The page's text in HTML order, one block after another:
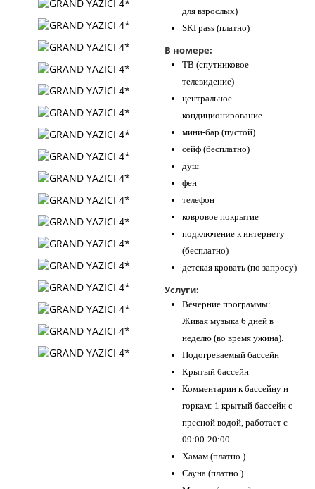
для взрослых)
SKI pass (платно)
В номере:
ТВ (спутниковое
телевидение)
центральное
кондиционирование
мини-бар (пустой)
сейф (бесплатно)
душ
фен
телефон
ковровое покрытие
подключение к интернету
(бесплатно)
детская кровать (по запросу)
Услуги:
Вечерние программы:
Живая музыка 6 дней в
неделю (во время ужина).
Подогреваемый бассейн
Крытый бассейн
Комментарии к бассейну и
горкам: 1 крытый бассейн с
пресной водой, работает с
09:00-20:00.
Хамам (платно )
Сауна (платно )